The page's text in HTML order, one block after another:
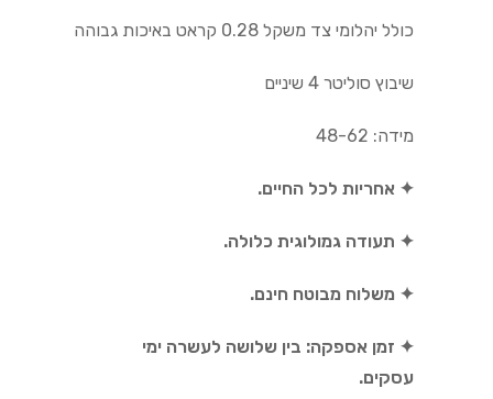
כולל יהלומי צד משקל 0.28 קראט באיכות גבוהה
שיבוץ סוליטר 4 שיניים
מידה: 48-62
✦ אחריות לכל החיים.
✦ תעודה גמולוגית כלולה.
✦ משלוח מבוטח חינם.
✦ זמן אספקה: בין שלושה לעשרה ימי
עסקים.